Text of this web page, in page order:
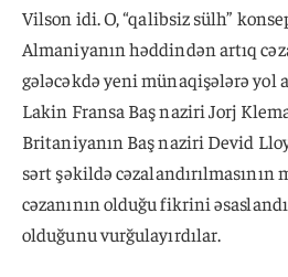
Vilson idi. O, “qalibsiz sülh”
Almaniyanın həddindən artıq
gələcəkdə yeni münaqişələrə
Lakin Fransa Baş naziri Jorj
Britaniyanın Baş naziri Devid
sərt şəkildə cəzalandırılmasının
cəzanının olduğu fikrini
olduğunu vurğulayırdılar.